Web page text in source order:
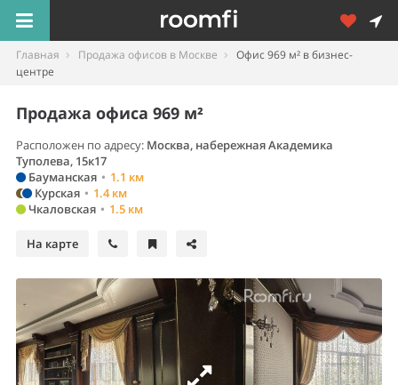
Главная Продажа офисов в Москве
Офис 969 м² в бизнес-
центре
Продажа офиса 969 м²
Расположен по адресу: Москва, набережная Академика
Туполева, 15к17
Бауманская • 1.1 км
Курская • 1.4 км
Чкаловская • 1.5 км
На карте